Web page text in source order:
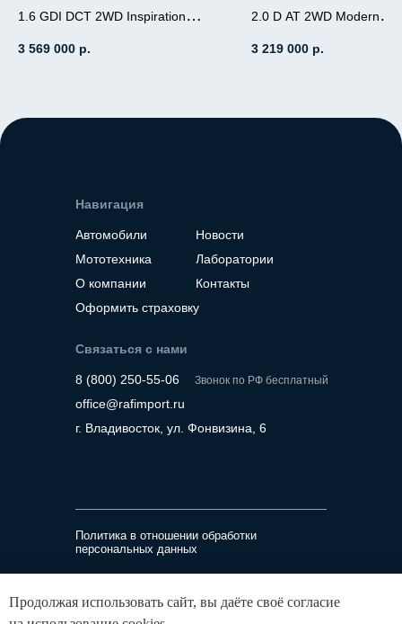
1.6 GDI DCT 2WD Inspiration
3 569 000 р.
2.0 D AT 2WD Modern
Место нахождение -
3 219 000 р.
Навигация
Автомобили
Мототехника
О компании
Оформить страховку
Новости
Лаборатории
Контакты
Связаться с нами
8 (800) 250-55-06
office@rafimport.ru
г. Владивосток, ул. Фонвизина, 6
ИНН 2536341302, ОГРН 1232500026780
Политика в отношении обработки
персональных данных
Звонок по РФ бесплатный
Продолжая использовать сайт, вы даёте своё согласие